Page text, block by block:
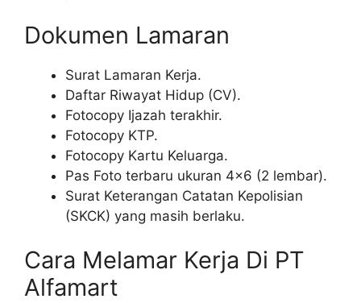
Dokumen Lamaran
Surat Lamaran Kerja.
Daftar Riwayat Hidup (CV).
Fotocopy Ijazah terakhir.
Fotocopy KTP.
Fotocopy Kartu Keluarga.
Pas Foto terbaru ukuran 4×6 (2 lembar).
Surat Keterangan Catatan Kepolisian
(SKCK) yang masih berlaku.
Cara Melamar Kerja Di PT
Alfamart